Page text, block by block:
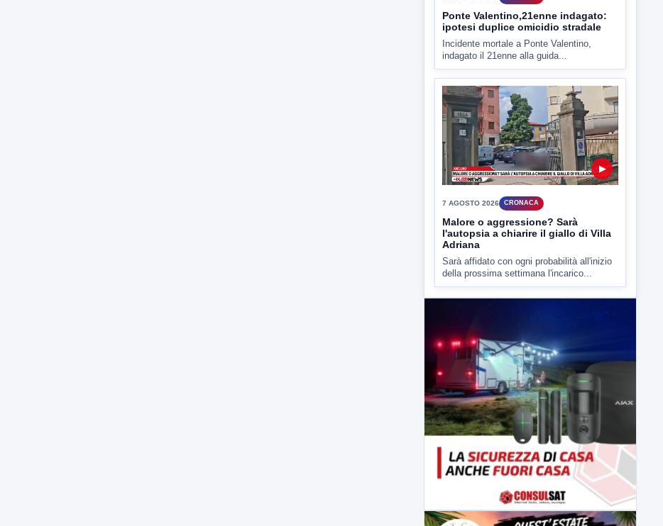
7 AGOSTO 2026 CRONACA
Ponte Valentino,21enne indagato:
ipotesi duplice omicidio stradale
Incidente mortale a Ponte Valentino,
indagato il 21enne alla guida...
7 AGOSTO 2026 CRONACA
Malore o aggressione? Sarà
l'autopsia a chiarire il giallo di Villa
Adriana
Sarà affidato con ogni probabilità all'inizio
della prossima settimana l'incarico...